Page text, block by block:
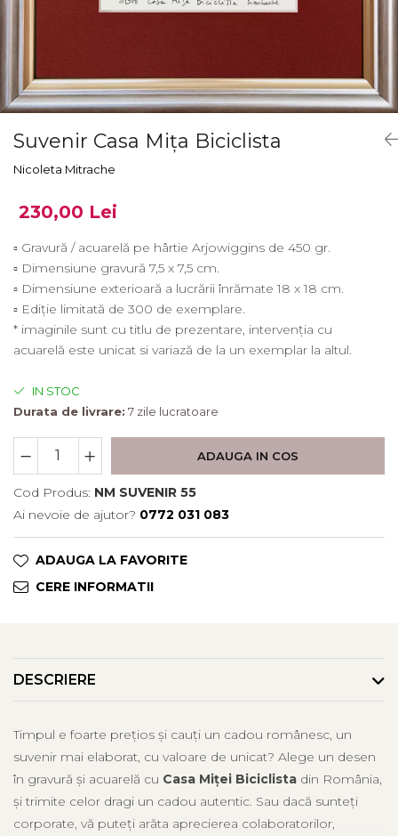
Suvenir Casa Mița Biciclista
Nicoleta Mitrache
230,00 Lei
▫ Gravură / acuarelă pe hârtie Arjowiggins de 450 gr.
▫ Dimensiune gravură 7,5 x 7,5 cm.
▫ Dimensiune exterioară a lucrării înrămate 18 x 18 cm.
▫ Ediție limitată de 300 de exemplare.
* imaginile sunt cu titlu de prezentare, intervenția cu
acuarelă este unicat si variază de la un exemplar la altul.
IN STOC
Durata de livrare: 7 zile lucratoare
ADAUGA IN COS
Cod Produs: NM SUVENIR 55
Ai nevoie de ajutor? 0772 031 083
ADAUGA LA FAVORITE
CERE INFORMATII
DESCRIERE
Timpul e foarte prețios și cauți un cadou românesc, un
suvenir mai elaborat, cu valoare de unicat? Alege un desen
în gravură și acuarelă cu Casa Miței Biciclista din România,
și trimite celor dragi un cadou autentic. Sau dacă sunteți
corporate, vă puteți arăta aprecierea colaboratorilor,